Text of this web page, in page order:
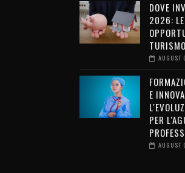
DOVE
2026: LE
E
PER